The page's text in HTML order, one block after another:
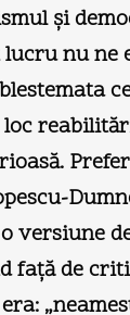
şi
nu
versiune
de